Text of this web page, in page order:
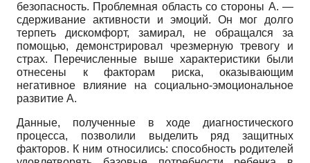
безопасность. Проблемная область со стороны А. —
сдерживание активности и эмоций. Он мог долго
терпеть дискомфорт, замирал, не обращался за
помощью, демонстрировал чрезмерную тревогу и
страх. Перечисленные выше характеристики были
отнесены к факторам риска, оказывающим
негативное влияние на социально-эмоциональное
развитие А.
Данные, полученные в ходе диагностического
процесса, позволили выделить ряд защитных
факторов. К ним относились: способность родителей